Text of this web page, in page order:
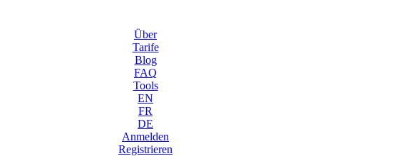
Über
Tarife
Blog
FAQ
Tools
EN
FR
DE
Anmelden
Registrieren